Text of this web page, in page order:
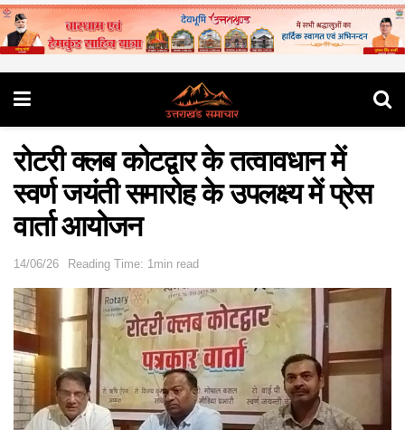
रोटरी क्लब कोटद्वार के तत्वावधान में
स्वर्ण जयंती समारोह के उपलक्ष्य में प्रेस
वार्ता आयोजन
14/06/26 Reading Time: 1min read